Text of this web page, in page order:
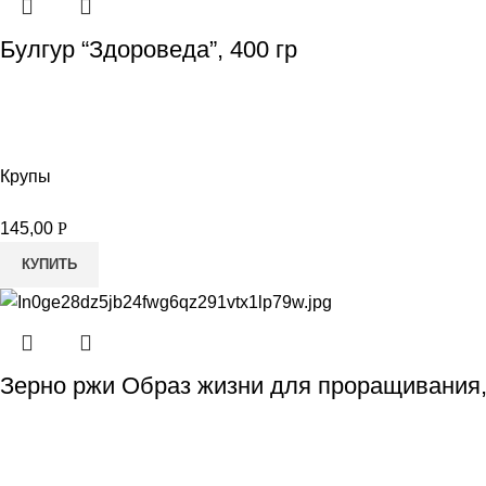
Булгур “Здороведа”, 400 гр
Крупы
145,00 Р
КУПИТЬ
Зерно ржи Образ жизни для